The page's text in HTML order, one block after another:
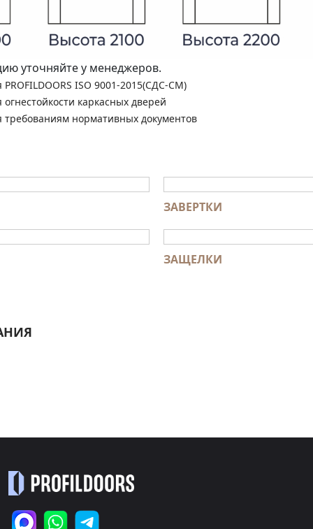
уточняйте у менеджеров.
ISO 9001-2015(СДС-СМ)
каркасных дверей
требованиям нормативных документов
ЗАВЕРТКИ
ЗАЩЕЛКИ